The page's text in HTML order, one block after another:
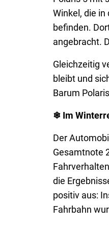
Winkel, die
befinden.
angebracht.
Gleichzeitig
bleibt und
Barum
❄ Im
Der
Gesamtnote
die
positiv aus:
Fahrbahn